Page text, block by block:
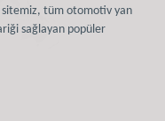
tüm otomotiv yan
sağlayan popüler